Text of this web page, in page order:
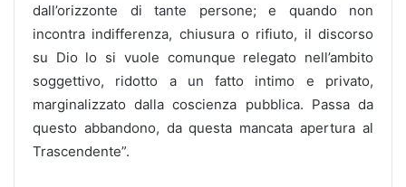
dall’orizzonte di tante persone; e quando non
incontra indifferenza, chiusura o rifiuto, il discorso
su Dio lo si vuole comunque relegato nell’ambito
soggettivo, ridotto a un fatto intimo e privato,
marginalizzato dalla coscienza pubblica. Passa da
questo abbandono, da questa mancata apertura al
Trascendente”.